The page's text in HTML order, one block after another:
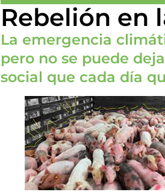
Rebelión en
La emergencia
pero no se puede
social que cada día